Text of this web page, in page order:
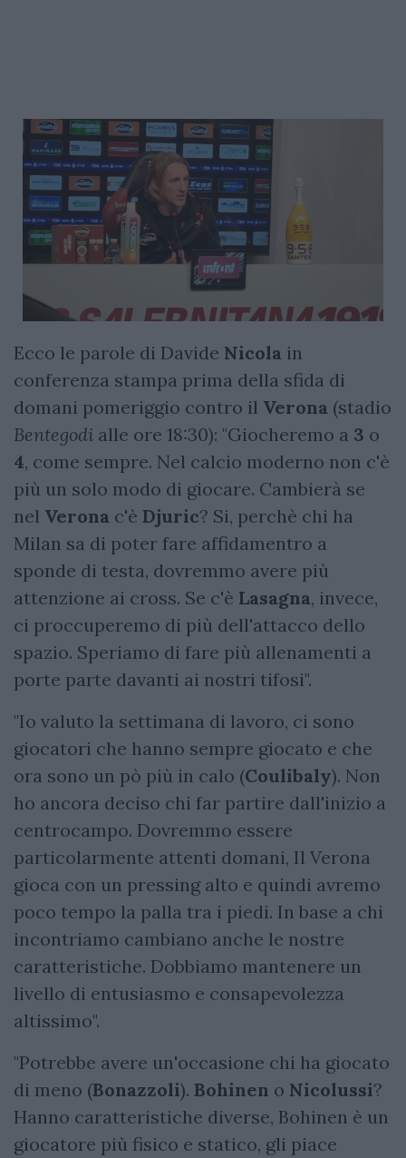
Ecco le parole di Davide Nicola in
conferenza stampa prima della sfida di
domani pomeriggio contro il Verona (stadio
Bentegodi alle ore 18:30): "Giocheremo a 3 o
4, come sempre. Nel calcio moderno non c'è
più un solo modo di giocare. Cambierà se
nel Verona c'è Djuric? Si, perchè chi ha
Milan sa di poter fare affidamentro a
sponde di testa, dovremmo avere più
attenzione ai cross. Se c'è Lasagna, invece,
ci proccuperemo di più dell'attacco dello
spazio. Speriamo di fare più allenamenti a
porte parte davanti ai nostri tifosi".
"Io valuto la settimana di lavoro, ci sono
giocatori che hanno sempre giocato e che
ora sono un pò più in calo (Coulibaly). Non
ho ancora deciso chi far partire dall'inizio a
centrocampo. Dovremmo essere
particolarmente attenti domani, Il Verona
gioca con un pressing alto e quindi avremo
poco tempo la palla tra i piedi. In base a chi
incontriamo cambiano anche le nostre
caratteristiche. Dobbiamo mantenere un
livello di entusiasmo e consapevolezza
altissimo".
"Potrebbe avere un'occasione chi ha giocato
di meno (Bonazzoli). Bohinen o Nicolussi?
Hanno caratteristiche diverse, Bohinen è un
giocatore più fisico e statico, gli piace